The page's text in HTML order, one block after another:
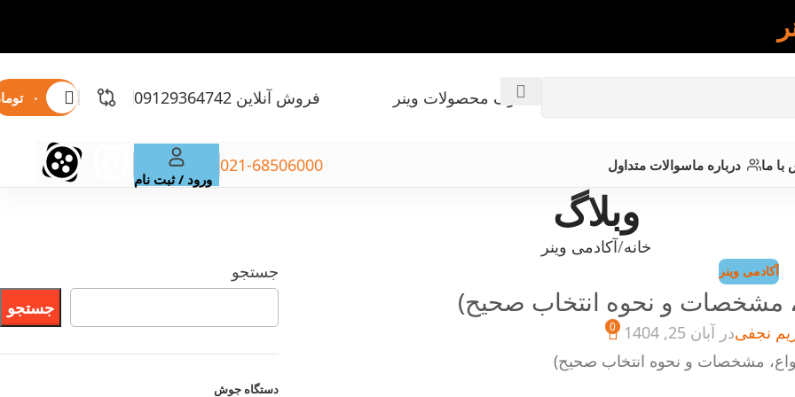
کاتالوگ محصولات وینر فروش آنلاین 09129364742 ۰
با ما درباره ماسوالات متداول 021-68506000
ورود / ثبت نام
وبلاگ
خانه آکادمی وینر
آکادمی وینر
مشخصات و نحوه انتخاب صحیح)
نجفیدر آبان 25, 1404 0
جستجو
جستجو
دستگاهجوش